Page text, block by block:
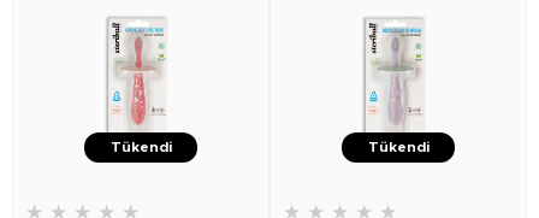
Tükendi
★ ★ ★ ★ ★
Tükendi
★ ★ ★ ★ ★